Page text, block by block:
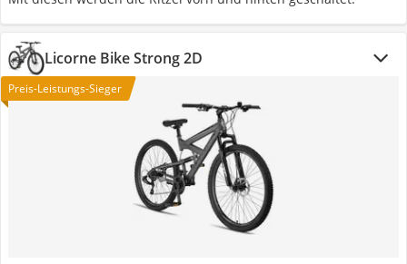
Licorne Bike Strong 2D ‎
Preis-Leistungs-Sieger